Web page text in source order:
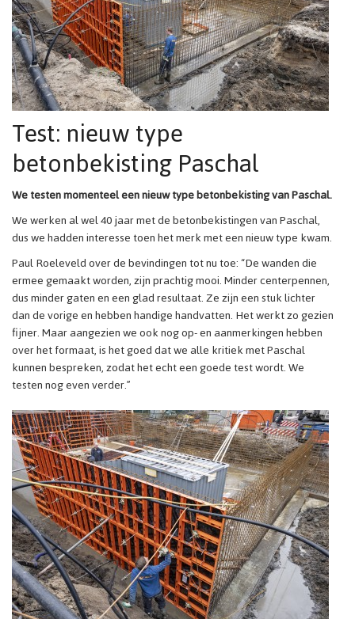
Test: nieuw type
betonbekisting Paschal
We testen momenteel een nieuw type betonbekisting van Paschal.
We werken al wel 40 jaar met de betonbekistingen van Paschal,
dus we hadden interesse toen het merk met een nieuw type kwam.
Paul Roeleveld over de bevindingen tot nu toe: “De wanden die
ermee gemaakt worden, zijn prachtig mooi. Minder centerpennen,
dus minder gaten en een glad resultaat. Ze zijn een stuk lichter
dan de vorige en hebben handige handvatten. Het werkt zo gezien
fijner. Maar aangezien we ook nog op- en aanmerkingen hebben
over het formaat, is het goed dat we alle kritiek met Paschal
kunnen bespreken, zodat het echt een goede test wordt. We
testen nog even verder.”